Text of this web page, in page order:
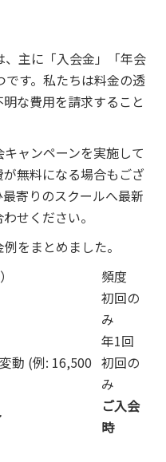
、主に「入会金」「年会
す。私たちは料金の透
な費用を請求すること
ャンペーンを実施して
無料になる場合もござ
寄りのスクールへ最新
せください。
をまとめました。
頻度
初回の
み
年1回
動 (例: 16,500 初回の
み
ご入会
時